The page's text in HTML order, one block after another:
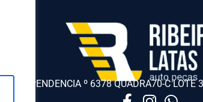
AV INDEPENDENCIA º 6378 QUADRA70-C